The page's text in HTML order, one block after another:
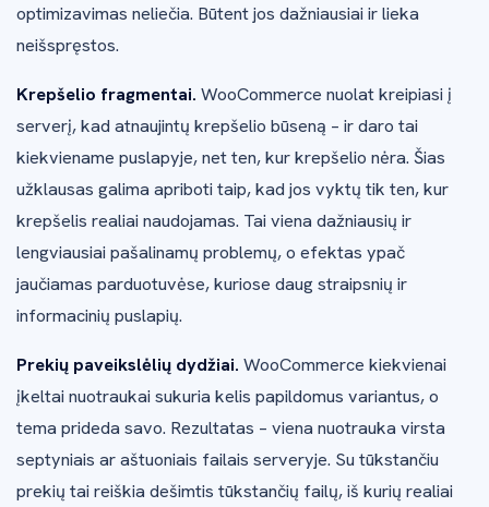
optimizavimas neliečia. Būtent jos dažniausiai ir lieka
neišspręstos.
Krepšelio fragmentai. WooCommerce nuolat kreipiasi į
serverį, kad atnaujintų krepšelio būseną – ir daro tai
kiekviename puslapyje, net ten, kur krepšelio nėra. Šias
užklausas galima apriboti taip, kad jos vyktų tik ten, kur
krepšelis realiai naudojamas. Tai viena dažniausių ir
lengviausiai pašalinamų problemų, o efektas ypač
jaučiamas parduotuvėse, kuriose daug straipsnių ir
informacinių puslapių.
Prekių paveikslėlių dydžiai. WooCommerce kiekvienai
įkeltai nuotraukai sukuria kelis papildomus variantus, o
tema prideda savo. Rezultatas – viena nuotrauka virsta
septyniais ar aštuoniais failais serveryje. Su tūkstančiu
prekių tai reiškia dešimtis tūkstančių failų, iš kurių realiai